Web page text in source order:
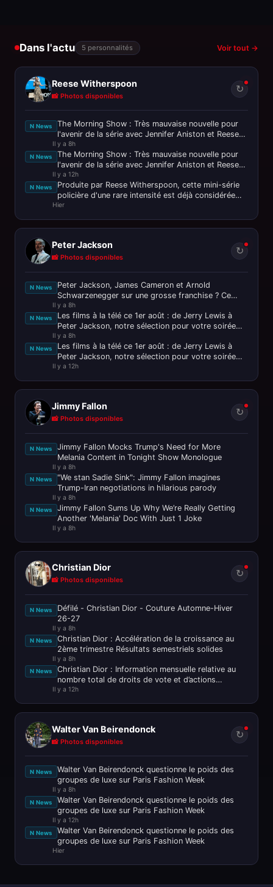
Dans l'actu 5 personnalités Voir tout →
Reese Witherspoon
📸 Photos disponibles
↻
N News
The Morning Show : Très mauvaise nouvelle pour
l'avenir de la série avec Jennifer Aniston et Reese
Witherspoon
Il y a 8h
N News
The Morning Show : Très mauvaise nouvelle pour
l'avenir de la série avec Jennifer Aniston et Reese
Witherspoon
Il y a 12h
N News
Produite par Reese Witherspoon, cette mini-série
policière d'une rare intensité est déjà considérée
comme le thriller de
Hier
Peter Jackson
📸 Photos disponibles
↻
N News
Peter Jackson, James Cameron et Arnold
Schwarzenegger sur une grosse franchise ? Ce
n’est pas passé loin !
Il y a 8h
N News
Les films à la télé ce 1er août : de Jerry Lewis à
Peter Jackson, notre sélection pour votre soirée
ciné
Il y a 8h
N News
Les films à la télé ce 1er août : de Jerry Lewis à
Peter Jackson, notre sélection pour votre soirée
ciné
Il y a 12h
Jimmy Fallon
📸 Photos disponibles
↻
N News
Jimmy Fallon Mocks Trump's Need for More
Melania Content in Tonight Show Monologue
Il y a 8h
N News
"We stan Sadie Sink": Jimmy Fallon imagines
Trump-Iran negotiations in hilarious parody
Il y a 8h
N News
Jimmy Fallon Sums Up Why We’re Really Getting
Another 'Melania' Doc With Just 1 Joke
Il y a 8h
Christian Dior
📸 Photos disponibles
↻
N News
Défilé - Christian Dior - Couture Automne-Hiver
26-27
Il y a 8h
N News
Christian Dior : Accélération de la croissance au
2ème trimestre Résultats semestriels solides
Il y a 8h
N News
Christian Dior : Information mensuelle relative au
nombre total de droits de vote et d’actions
composant le capital soci
Il y a 12h
Walter Van Beirendonck
📸 Photos disponibles
↻
N News
Walter Van Beirendonck questionne le poids des
groupes de luxe sur Paris Fashion Week
Il y a 8h
N News
Walter Van Beirendonck questionne le poids des
groupes de luxe sur Paris Fashion Week
Il y a 12h
N News
Walter Van Beirendonck questionne le poids des
groupes de luxe sur Paris Fashion Week
Hier